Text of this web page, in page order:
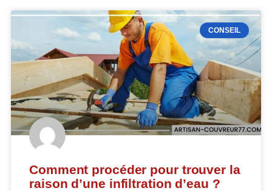
CONSEIL
Comment procéder pour trouver la
raison d’une infiltration d’eau ?